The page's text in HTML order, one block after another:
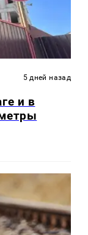
5 дней назад
и в